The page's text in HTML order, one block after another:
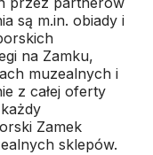
są m.in. obiady i
na Zamku,
muzealnych i
z całej oferty
Zamek
sklepów.